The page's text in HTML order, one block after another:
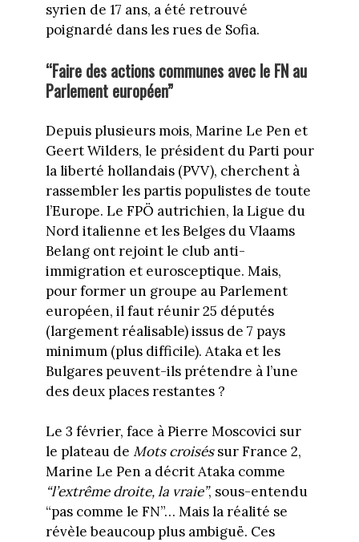
syrien de 17 ans, a été retrouvé
poignardé dans les rues de Sofia.
“Faire des actions communes avec le FN au
Parlement européen”
Depuis plusieurs mois, Marine Le Pen et
Geert Wilders, le président du Parti pour
la liberté hollandais (PVV), cherchent à
rassembler les partis populistes de toute
l’Europe. Le FPÖ autrichien, la Ligue du
Nord italienne et les Belges du Vlaams
Belang ont rejoint le club anti-
immigration et eurosceptique. Mais,
pour former un groupe au Parlement
européen, il faut réunir 25 députés
(largement réalisable) issus de 7 pays
minimum (plus difficile). Ataka et les
Bulgares peuvent-ils prétendre à l’une
des deux places restantes ?
Le 3 février, face à Pierre Moscovici sur
le plateau de Mots croiséssur France 2,
Marine Le Pen a décrit Ataka comme
“l’extrême droite, la vraie”, sous-entendu
“pas comme le FN”… Mais la réalité se
révèle beaucoup plus ambiguë. Ces